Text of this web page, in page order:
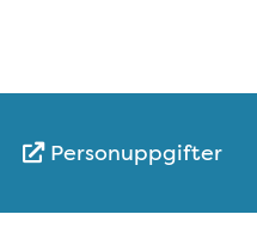
Personuppgifter